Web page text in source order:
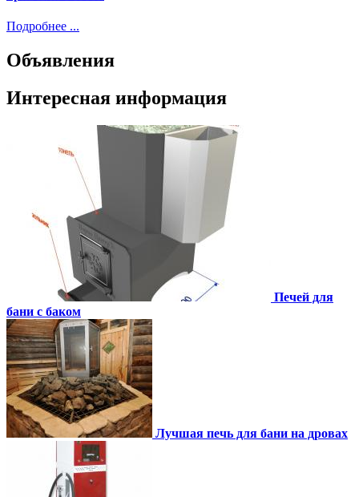
Подробнее ...
Объявления
Интересная информация
Печей для
бани с баком
Лучшая печь для бани на дровах